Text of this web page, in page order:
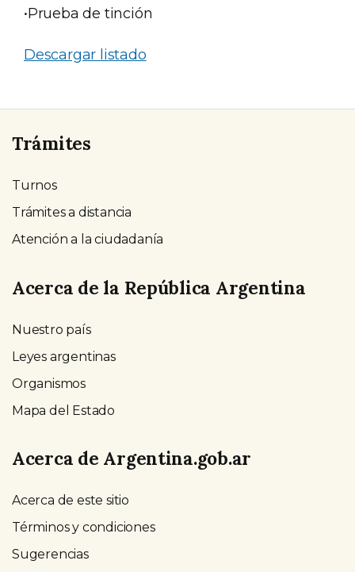
•Prueba de tinción
Descargar listado
Trámites
Turnos
Trámites a distancia
Atención a la ciudadanía
Acerca de la República Argentina
Nuestro país
Leyes argentinas
Organismos
Mapa del Estado
Acerca de Argentina.gob.ar
Acerca de este sitio
Términos y condiciones
Sugerencias